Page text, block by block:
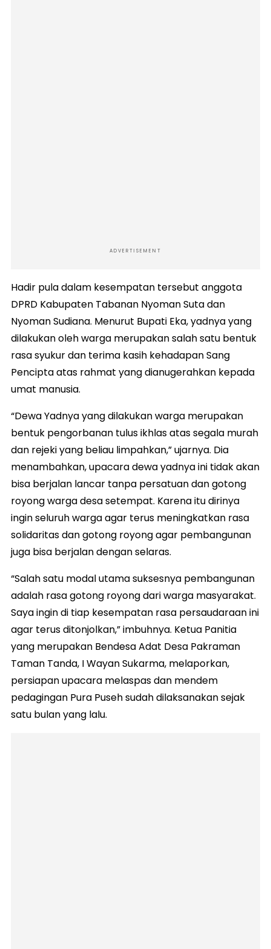
ADVERTISEMENT
Hadir pula dalam kesempatan tersebut anggota
DPRD Kabupaten Tabanan Nyoman Suta dan
Nyoman Sudiana. Menurut Bupati Eka, yadnya yang
dilakukan oleh warga merupakan salah satu bentuk
rasa syukur dan terima kasih kehadapan Sang
Pencipta atas rahmat yang dianugerahkan kepada
umat manusia.
“Dewa Yadnya yang dilakukan warga merupakan
bentuk pengorbanan tulus ikhlas atas segala murah
dan rejeki yang beliau limpahkan,” ujarnya. Dia
menambahkan, upacara dewa yadnya ini tidak akan
bisa berjalan lancar tanpa persatuan dan gotong
royong warga desa setempat. Karena itu dirinya
ingin seluruh warga agar terus meningkatkan rasa
solidaritas dan gotong royong agar pembangunan
juga bisa berjalan dengan selaras.
“Salah satu modal utama suksesnya pembangunan
adalah rasa gotong royong dari warga masyarakat.
Saya ingin di tiap kesempatan rasa persaudaraan ini
agar terus ditonjolkan,” imbuhnya. Ketua Panitia
yang merupakan Bendesa Adat Desa Pakraman
Taman Tanda, I Wayan Sukarma, melaporkan,
persiapan upacara melaspas dan mendem
pedagingan Pura Puseh sudah dilaksanakan sejak
satu bulan yang lalu.